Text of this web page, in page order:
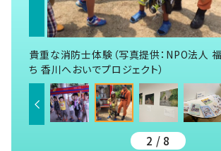
貴重な消防士体験（写真提供：NPO法人
ち 香川へおいでプロジェクト）
2 / 8